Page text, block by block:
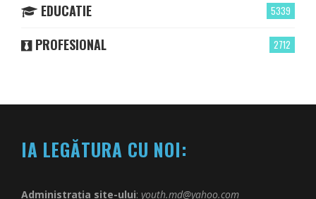
5339
EDUCATIE
2712
PROFESIONAL
IA LEGĂTURA CU NOI:
Administrația site-ului: youth.md@yahoo.com